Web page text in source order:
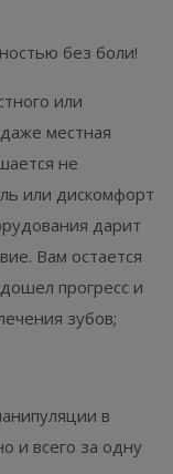
без боли!⁣⁣⠀
или
местная
не
или дискомфорт
дарит
Вам остается
прогресс и
зубов;⁣⁣⠀
в
и всего за одну